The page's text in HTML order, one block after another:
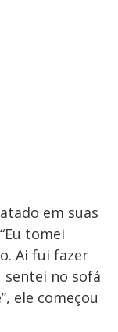
em suas
tomei
Ai fui fazer
no sofá
ele começou